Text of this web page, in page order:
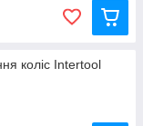
коліс Intertool